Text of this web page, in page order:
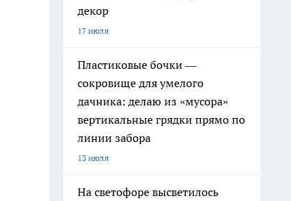
декор
17 июля
Пластиковые бочки —
сокровище для умелого
дачника: делаю из «мусора»
вертикальные грядки прямо по
линии забора
13 июля
На светофоре высветилось